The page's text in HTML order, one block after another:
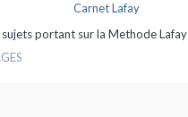
Carnet Lafay
sujets portant sur la Methode Lafay